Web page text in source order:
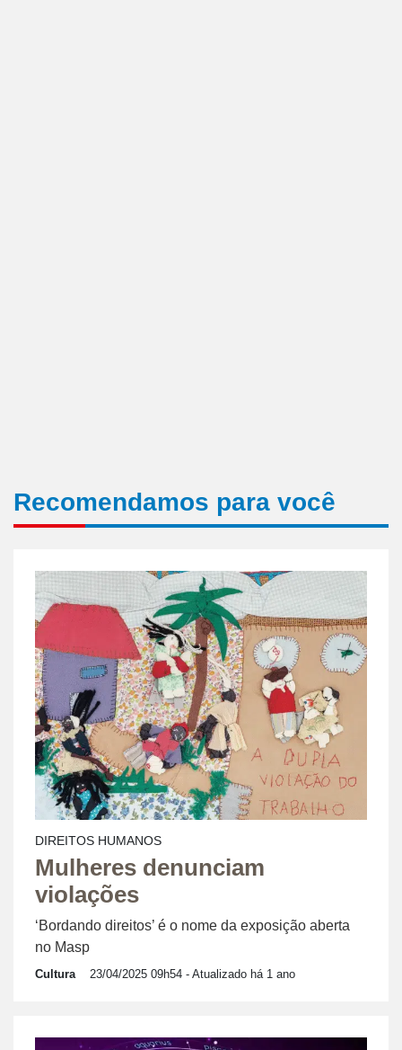
Recomendamos para você
DIREITOS HUMANOS
Mulheres denunciam
violações
‘Bordando direitos’ é o nome da exposição aberta
no Masp
Cultura 23/04/2025 09h54 - Atualizado há 1 ano